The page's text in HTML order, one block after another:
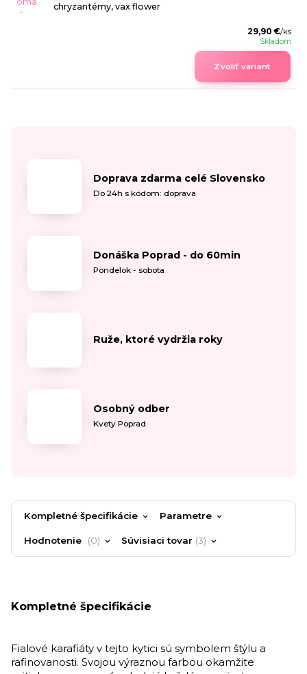
chryzantémy, vax flower
29,90 €/ks
Skladom
Zvoliť variant
Doprava zdarma celé Slovensko
Do 24h s kódom: doprava
Donáška Poprad - do 60min
Pondelok - sobota
Ruže, ktoré vydržia roky
Osobný odber
Kvety Poprad
Kompletné špecifikácie Parametre
Hodnotenie 0 Súvisiaci tovar 3
Kompletné špecifikácie
Fialové karafiáty v tejto kytici sú symbolem štýlu a
rafinovanosti. Svojou výraznou farbou okamžite